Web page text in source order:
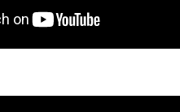
集方法